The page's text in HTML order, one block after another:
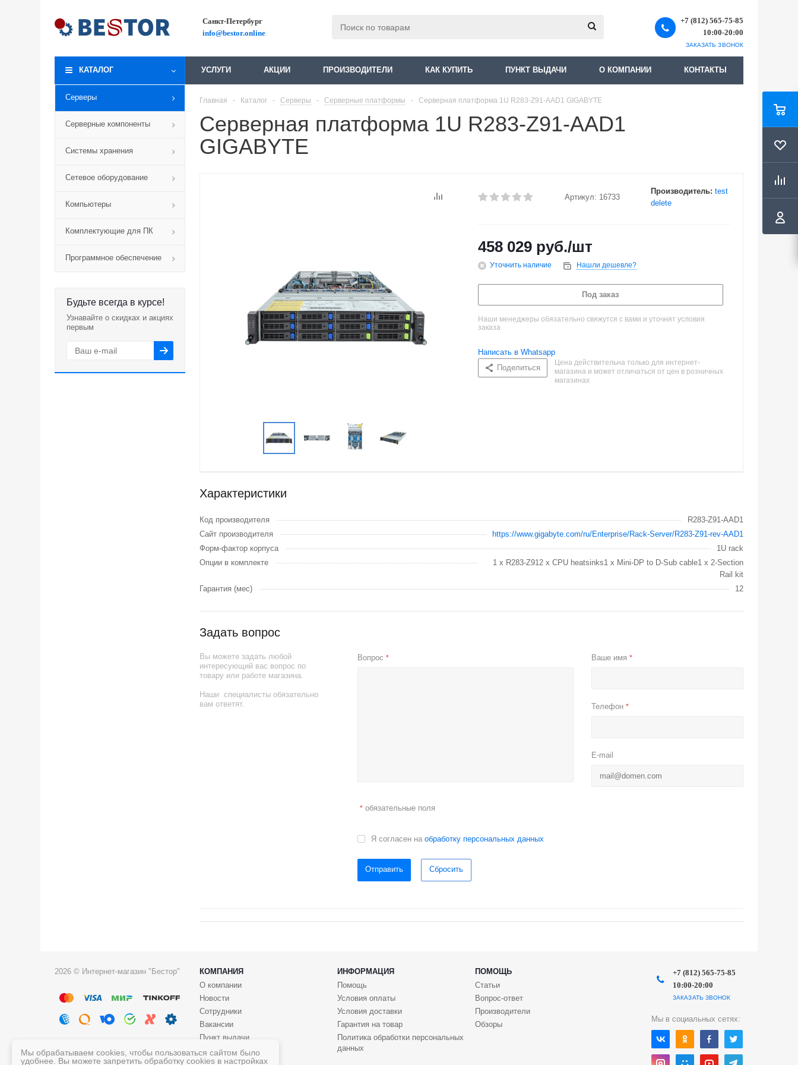
Санкт-Петербург
info@bestor.online
+7 (812) 565-75-85
10:00-20:00
ЗАКАЗАТЬ ЗВОНОК
КАТАЛОГ УСЛУГИ АКЦИИ ПРОИЗВОДИТЕЛИ КАК КУПИТЬ ПУНКТ ВЫДАЧИ О КОМПАНИИ КОНТАКТЫ
Серверы
Серверные компоненты
Системы хранения
Сетевое оборудование
Компьютеры
Комплектующие для ПК
Программное обеспечение
Будьте всегда в курсе!
Узнавайте о скидках и акциях
первым
Главная - Каталог - Серверы - Серверные платформы - Серверная платформа 1U R283-Z91-AAD1 GIGABYTE
Серверная платформа 1U R283-Z91-AAD1
GIGABYTE
Артикул: 16733
Производитель: test
delete
458 029 руб./шт
Уточнить наличие Нашли дешевле?
Под заказ
Наши менеджеры обязательно свяжутся с вами и уточнят условия
заказа
Написать в Whatsapp
Поделиться
Цена действительна только для интернет-
магазина и может отличаться от цен в розничных
магазинах
Характеристики
Код производителя
R283-Z91-AAD1
Сайт производителя
https://www.gigabyte.com/ru/Enterprise/Rack-Server/R283-Z91-rev-AAD1
Форм-фактор корпуса
1U rack
Опции в комплекте
1 x R283-Z912 x CPU heatsinks1 x Mini-DP to D-Sub cable1 x 2-Section
Rail kit
Гарантия (мес)
12
Задать вопрос
Вы можете задать любой
интересующий вас вопрос по
товару или работе магазина.
Наши специалисты обязательно
вам ответят.
Вопрос * Ваше имя *
Телефон *
E-mail
*обязательные поля
Я согласен на обработку персональных данных
Отправить Сбросить
2026 © Интернет-магазин "Бестор" КОМПАНИЯ ИНФОРМАЦИЯ
ПОМОЩЬ
О компании
Новости
Сотрудники
Вакансии
Пункт выдачи
Помощь
Условия оплаты
Условия доставки
Гарантия на товар
Политика обработки персональных
данных
Статьи
Вопрос-ответ
Производители
Обзоры
+7 (812) 565-75-85
10:00-20:00
ЗАКАЗАТЬ ЗВОНОК
Мы в социальных сетях:
Мы обрабатываем cookies, чтобы пользоваться сайтом было
удобнее. Вы можете запретить обработку cookies в настройках